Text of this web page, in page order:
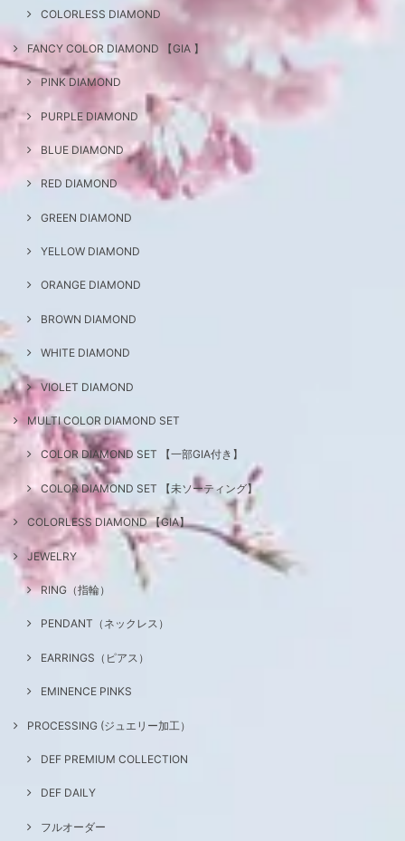
COLORLESS DIAMOND
FANCY COLOR DIAMOND 【GIA 】
PINK DIAMOND
PURPLE DIAMOND
BLUE DIAMOND
RED DIAMOND
GREEN DIAMOND
YELLOW DIAMOND
ORANGE DIAMOND
BROWN DIAMOND
WHITE DIAMOND
VIOLET DIAMOND
MULTI COLOR DIAMOND SET
COLOR DIAMOND SET 【一部GIA付き】
COLOR DIAMOND SET 【未ソーティング】
COLORLESS DIAMOND 【GIA】
JEWELRY
RING（指輪）
PENDANT（ネックレス）
EARRINGS（ピアス）
EMINENCE PINKS
PROCESSING (ジュエリー加工）
DEF PREMIUM COLLECTION
DEF DAILY
フルオーダー